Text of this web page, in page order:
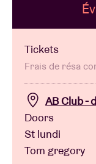
Location de
BRDCST
ABtv
Chèque-
À propos de
Tickets
Frais de résa
AB Club -
Doors
St lundi
Tom gregory